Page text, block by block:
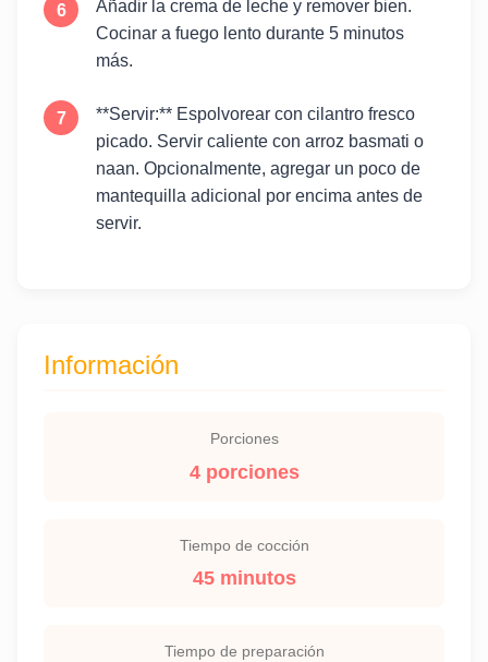
Añadir la crema de leche y remover bien.
Cocinar a fuego lento durante 5 minutos
más.
**Servir:** Espolvorear con cilantro fresco
picado. Servir caliente con arroz basmati o
naan. Opcionalmente, agregar un poco de
mantequilla adicional por encima antes de
servir.
Información
Porciones
4 porciones
Tiempo de cocción
45 minutos
Tiempo de preparación